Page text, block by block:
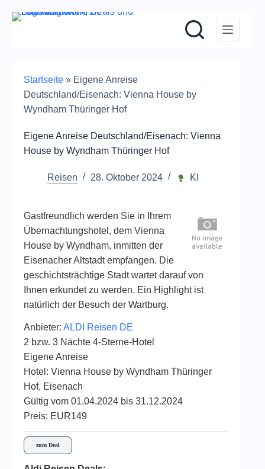
Zum
Startseite » Eigene Anreise
Deutschland/Eisenach: Vienna House by
Wyndham Thüringer Hof
Eigene Anreise Deutschland/Eisenach: Vienna
House by Wyndham Thüringer Hof
Reisen 28. Oktober 2024 KI
Gastfreundlich werden Sie in Ihrem
Übernachtungshotel, dem Vienna
House by Wyndham, inmitten der
Eisenacher Altstadt empfangen. Die
geschichtsträchtige Stadt wartet darauf von
Ihnen erkundet zu werden. Ein Highlight ist
natürlich der Besuch der Wartburg.
Anbieter: ALDI Reisen DE
2 bzw. 3 Nächte 4-Sterne-Hotel
Eigene Anreise
Hotel: Vienna House by Wyndham Thüringer
Hof, Eisenach
Gültig vom 01.04.2024 bis 31.12.2024
Preis: EUR149
zum Deal